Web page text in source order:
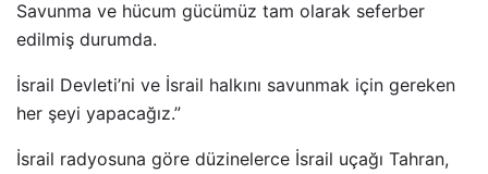
Savunma ve hücum gücümüz tam olarak seferber
edilmiş durumda.
İsrail Devleti’ni ve İsrail halkını savunmak için gereken
her şeyi yapacağız.”
İsrail radyosuna göre düzinelerce İsrail uçağı Tahran,